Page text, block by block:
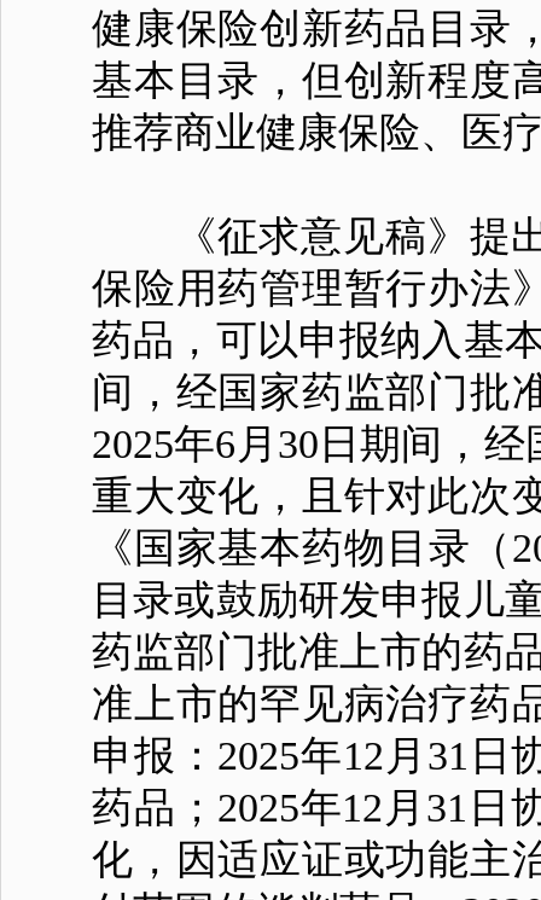
健康保险创新药品目录
基本目录，但创新程度
推荐商业健康保险、医
《征求意见稿》提出
保险用药管理暂行办法
药品，可以申报纳入基
间，经国家药监部门批
2025年6月30日期间，
重大变化，且针对此次
《国家基本药物目录
目录或鼓励研发申报儿
药监部门批准上市的药
准上市的罕见病治疗药
申报：2025年12月31
药品；2025年12月31
化，因适应证或功能主